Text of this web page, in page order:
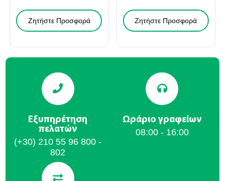
Ζητήστε Προσφορά Ζητήστε Προσφορά
Εξυπηρέτηση
πελατών
(+30) 210 55 96 800 -
802
Ωράριο γραφείων
08:00 - 16:00